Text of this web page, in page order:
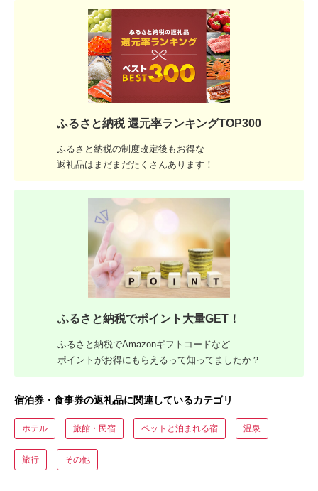
ふるさと納税 還元率ランキングTOP300
ふるさと納税の制度改定後もお得な
返礼品はまだまだたくさんあります！
ふるさと納税でポイント大量GET！
ふるさと納税でAmazonギフトコードなど
ポイントがお得にもらえるって知ってましたか？
宿泊券・食事券の返礼品に関連しているカテゴリ
ホテル 旅館・民宿 ペットと泊まれる宿 温泉
旅行 その他